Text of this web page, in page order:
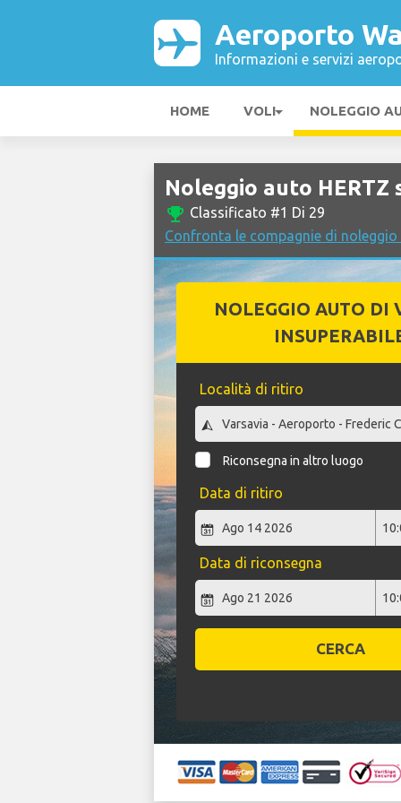
Aeroporto
Informazioni e servizi
HOME VOLI NOLEGGIO
Noleggio auto
emoji_events Classificato #1 Di 29
Confronta le compagnie di
NOLEGGIO AUTO DI
Località di ritiro
Riconsegna in altro luogo
Data di ritiro
Data di riconsegna
CERCA